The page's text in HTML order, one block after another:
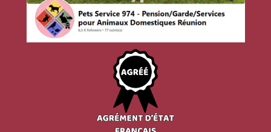
Pourquoi la plupart des chats
supportent mal la chatterie à La